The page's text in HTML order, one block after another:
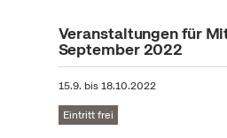
Veranstaltungen für
September 2022
15.9. bis18.10.2022
Eintritt frei